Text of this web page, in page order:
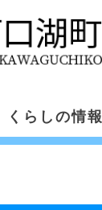
くらしの情報